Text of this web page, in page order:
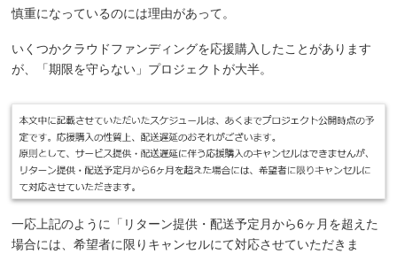
慎重になっているのには理由があって。
いくつかクラウドファンディングを応援購入したことがあります
が、「期限を守らない」プロジェクトが大半。
一応上記のように「リターン提供・配送予定月から6ヶ月を超えた
場合には、希望者に限りキャンセルにて対応させていただきま